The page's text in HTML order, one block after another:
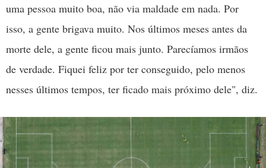
uma pessoa muito boa, não via maldade em nada. Por
isso, a gente brigava muito. Nos últimos meses antes da
morte dele, a gente ficou mais junto. Parecíamos irmãos
de verdade. Fiquei feliz por ter conseguido, pelo menos
nesses últimos tempos, ter ficado mais próximo dele", diz.